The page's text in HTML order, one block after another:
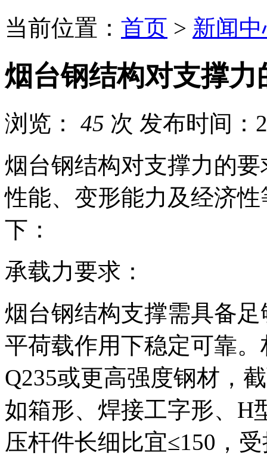
当前位置： 首页 > 新闻
烟台钢结构对支撑力
浏览： 45 次 发布时间：
烟台钢结构对支撑力的
性能、变形能力及经济
下：
承载力要求：
烟台钢结构支撑需具备
平荷载作用下稳定可靠
Q235或更高强度钢材，
如箱形、焊接工字形、H
压杆件长细比宜≤150，